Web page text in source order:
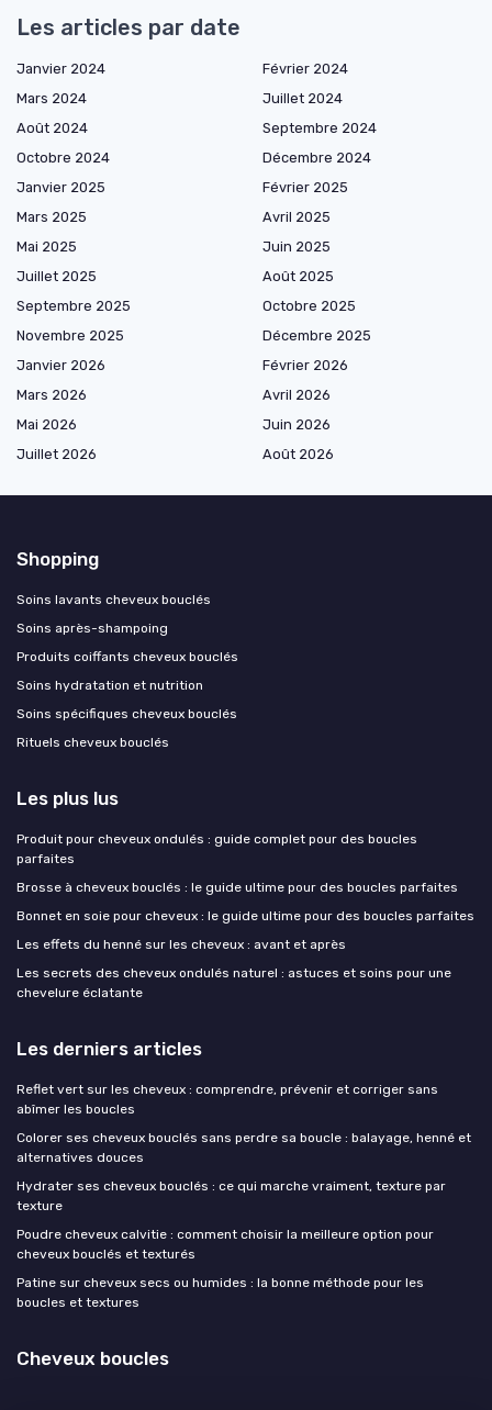
Les articles par date
Janvier 2024
Février 2024
Mars 2024
Juillet 2024
Août 2024
Septembre 2024
Octobre 2024
Décembre 2024
Janvier 2025
Février 2025
Mars 2025
Avril 2025
Mai 2025
Juin 2025
Juillet 2025
Août 2025
Septembre 2025
Octobre 2025
Novembre 2025
Décembre 2025
Janvier 2026
Février 2026
Mars 2026
Avril 2026
Mai 2026
Juin 2026
Juillet 2026
Août 2026
Shopping
Soins lavants cheveux bouclés
Soins après-shampoing
Produits coiffants cheveux bouclés
Soins hydratation et nutrition
Soins spécifiques cheveux bouclés
Rituels cheveux bouclés
Les plus lus
Produit pour cheveux ondulés : guide complet pour des boucles
parfaites
Brosse à cheveux bouclés : le guide ultime pour des boucles parfaites
Bonnet en soie pour cheveux : le guide ultime pour des boucles parfaites
Les effets du henné sur les cheveux : avant et après
Les secrets des cheveux ondulés naturel : astuces et soins pour une
chevelure éclatante
Les derniers articles
Reflet vert sur les cheveux : comprendre, prévenir et corriger sans
abîmer les boucles
Colorer ses cheveux bouclés sans perdre sa boucle : balayage, henné et
alternatives douces
Hydrater ses cheveux bouclés : ce qui marche vraiment, texture par
texture
Poudre cheveux calvitie : comment choisir la meilleure option pour
cheveux bouclés et texturés
Patine sur cheveux secs ou humides : la bonne méthode pour les
boucles et textures
Cheveux boucles